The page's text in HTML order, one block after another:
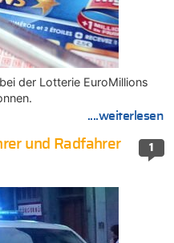
der Lotterie EuroMillions
....weiterlesen
1
und Radfahrer